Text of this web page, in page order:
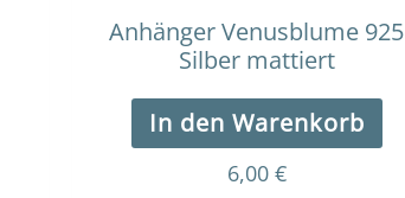
Anhänger Venusblume 925
Silber mattiert
In den Warenkorb
6,00 €